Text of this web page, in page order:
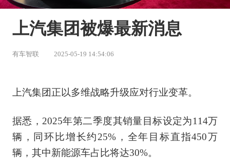
上汽集团被爆最新消息
有车智联 2025-05-19 14:54:06
上汽集团正以多维战略升级应对行业变革。
据悉，2025年第二季度其销量目标设定为114万
辆，同环比增长约25%，全年目标直指450万
辆，其中新能源车占比将达30%。